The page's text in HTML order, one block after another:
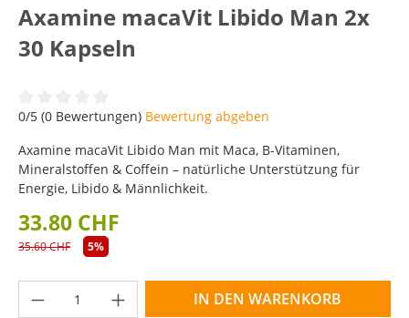
Axamine macaVit Libido Man 2x
30 Kapseln
Durchschnittliche Bewertung von 0 von 5 Sternen
0/5 (0 Bewertungen) Bewertung abgeben
Axamine macaVit Libido Man mit Maca, B-Vitaminen,
Mineralstoffen & Coffein – natürliche Unterstützung für
Energie, Libido & Männlichkeit.
33.80 CHF
35.60 CHF 5%
Produkt Anzahl: Gib den gewünschten
IN DEN WARENKORB